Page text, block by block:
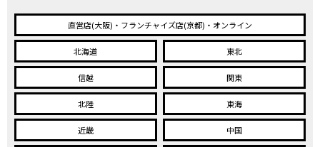
直営店(大阪)・フランチャイズ店(京都)・オンライン
北海道 東北
信越 関東
北陸 東海
近畿 中国